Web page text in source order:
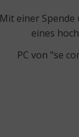
Mit einer
eines
PC von "se